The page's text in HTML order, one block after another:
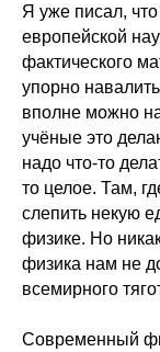
Я уже писал,
европейской
фактического
упорно
вполне можно
учёные это
надо что-то
то целое. Там,
слепить некую
физике. Но
физика нам не
всемирного
Современный